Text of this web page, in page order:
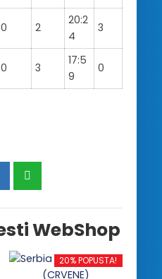
0 2
20:2
4
3
0 3
17:5
9
0
WebShop
20% POPUSTA!